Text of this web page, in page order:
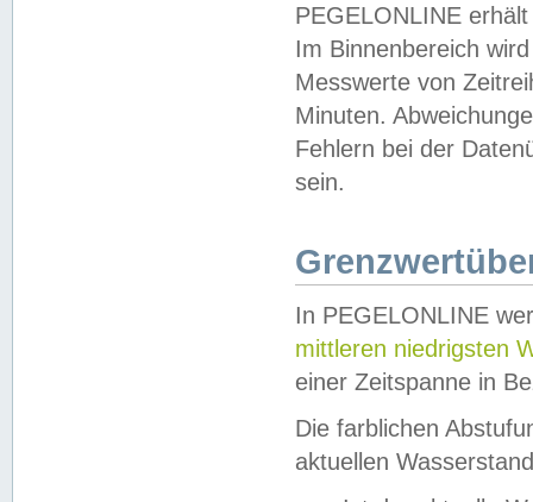
PEGELONLINE
Im Binnenbereich
Messwerte von
Minuten.
Fehlern bei der
sein.
In PEGELONLINE
mittleren niedrigsten
einer Zeitspanne in
Die farblichen
aktuellen